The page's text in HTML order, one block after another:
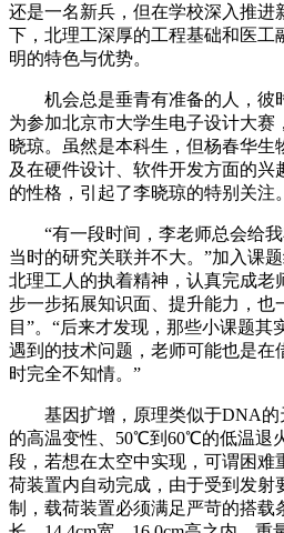
还是一名新兵，但在学校深入推进
下，北理工深厚的工程基础和医工
明的特色与优势。
机会总是垂青有准备的人，彼
为参加北京市大学生电子设计大赛
晓琼。虽然是本科生，但杨春华生
及在硬件设计、软件开发方面的
的性格，引起了李晓琼的特别关注。
“有一段时间，李老师总会给我
当时的研究关联并不大。”加入课
北理工人的执着精神，认真完成老
步一步拓展知识面、提升能力，也
目”。“后来才发现，那些小课题其
遇到的技术问题，老师可能也是在
时完全不知情。”
基因扩增，原理类似于DNA的
的高温变性、50℃到60℃的低温退
段，若想在太空中实现，可谓困难
荷装置内自动完成，由于受到发射
制，载荷装置必须满足严苛的搭载